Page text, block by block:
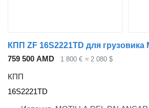
КПП ZF 16S2221TD для грузовика
759 500 AMD
1 800 € ≈ 2 080 $
КПП
16S2221TD